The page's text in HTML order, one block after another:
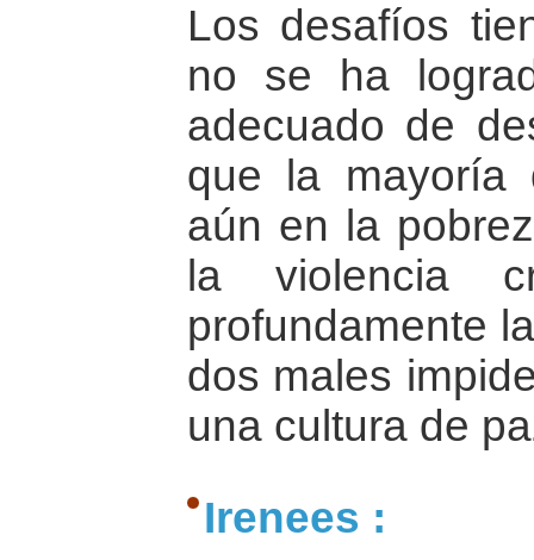
Los desafíos
no se ha
adecuado de
que la mayoría
aún en la
la violencia
profundamente
dos males
una cultura de
Irenees :